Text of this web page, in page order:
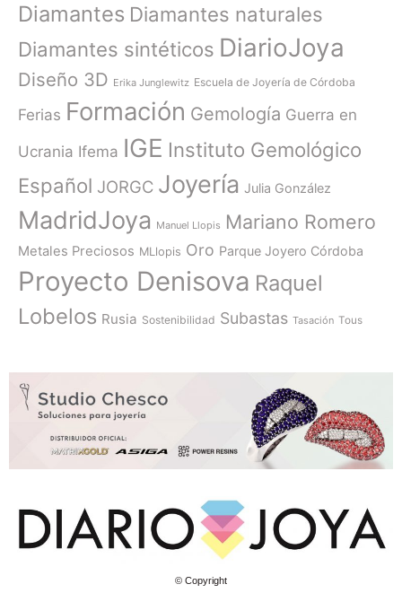
Diamantes Diamantes naturales
Diamantes sintéticos DiarioJoya
Diseño 3D Erika Junglewitz Escuela de Joyería de Córdoba
Ferias Formación Gemología Guerra en
Ucrania Ifema IGE Instituto Gemológico
Español JORGC Joyería Julia González
MadridJoya Manuel Llopis Mariano Romero
Metales Preciosos MLlopis Oro Parque Joyero Córdoba
Proyecto Denisova Raquel
Lobelos Rusia Sostenibilidad Subastas Tasación Tous
© Copyright